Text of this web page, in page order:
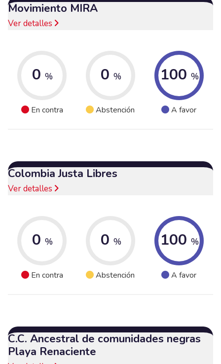
Movimiento MIRA
Ver detalles
0 %
En contra
0 %
Abstención
100 %
A favor
Colombia Justa Libres
Ver detalles
0 %
En contra
0 %
Abstención
100 %
A favor
C.C. Ancestral de comunidades negras
Playa Renaciente